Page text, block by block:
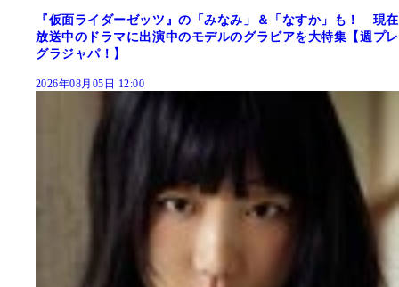
『仮面ライダーゼッツ』の「みなみ」＆「なすか」も！ 現在
放送中のドラマに出演中のモデルのグラビアを大特集【週プレ
グラジャパ！】
2026年08月05日 12:00